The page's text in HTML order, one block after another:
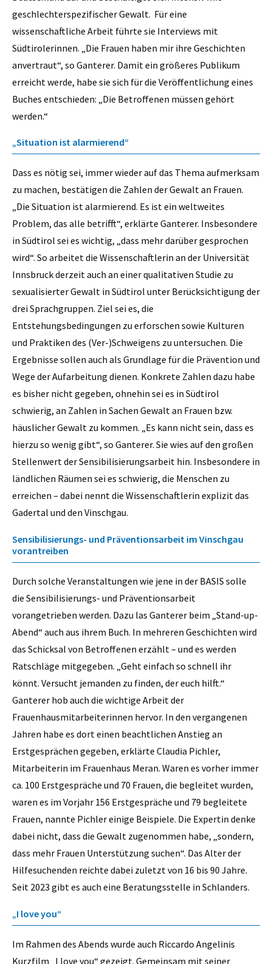
geschlechterspezifischer Gewalt. Für eine
wissenschaftliche Arbeit führte sie Interviews mit
Südtirolerinnen. „Die Frauen haben mir ihre Geschichten
anvertraut“, so Ganterer. Damit ein größeres Publikum
erreicht werde, habe sie sich für die Veröffentlichung eines
Buches entschieden: „Die Betroffenen müssen gehört
werden.“
„Situation ist alarmierend“
Dass es nötig sei, immer wieder auf das Thema aufmerksam
zu machen, bestätigen die Zahlen der Gewalt an Frauen.
„Die Situation ist alarmierend. Es ist ein weltweites
Problem, das alle betrifft“, erklärte Ganterer. Insbesondere
in Südtirol sei es wichtig, „dass mehr darüber gesprochen
wird“. So arbeitet die Wissenschaftlerin an der Universität
Innsbruck derzeit auch an einer qualitativen Studie zu
sexualisierter Gewalt in Südtirol unter Berücksichtigung der
drei Sprachgruppen. Ziel sei es, die
Entstehungsbedingungen zu erforschen sowie Kulturen
und Praktiken des (Ver-)Schweigens zu untersuchen. Die
Ergebnisse sollen auch als Grundlage für die Prävention und
Wege der Aufarbeitung dienen. Konkrete Zahlen dazu habe
es bisher nicht gegeben, ohnehin sei es in Südtirol
schwierig, an Zahlen in Sachen Gewalt an Frauen bzw.
häuslicher Gewalt zu kommen. „Es kann nicht sein, dass es
hierzu so wenig gibt“, so Ganterer. Sie wies auf den großen
Stellenwert der Sensibilisierungsarbeit hin. Insbesondere in
ländlichen Räumen sei es schwierig, die Menschen zu
erreichen – dabei nennt die Wissenschaftlerin explizit das
Gadertal und den Vinschgau.
Sensibilisierungs- und Präventionsarbeit im Vinschgau
vorantreiben
Durch solche Veranstaltungen wie jene in der BASIS solle
die Sensibilisierungs- und Präventionsarbeit
vorangetrieben werden. Dazu las Ganterer beim „Stand-up-
Abend“ auch aus ihrem Buch. In mehreren Geschichten wird
das Schicksal von Betroffenen erzählt – und es werden
Ratschläge mitgegeben. „Geht einfach so schnell ihr
könnt. Versucht jemanden zu finden, der euch hilft.“
Ganterer hob auch die wichtige Arbeit der
Frauenhausmitarbeiterinnen hervor. In den vergangenen
Jahren habe es dort einen beachtlichen Anstieg an
Erstgesprächen gegeben, erklärte Claudia Pichler,
Mitarbeiterin im Frauenhaus Meran. Waren es vorher immer
ca. 100 Erstgespräche und 70 Frauen, die begleitet wurden,
waren es im Vorjahr 156 Erstgespräche und 79 begleitete
Frauen, nannte Pichler einige Beispiele. Die Expertin denke
dabei nicht, dass die Gewalt zugenommen habe, „sondern,
dass mehr Frauen Unterstützung suchen“. Das Alter der
Hilfesuchenden reichte dabei zuletzt von 16 bis 90 Jahre.
Seit 2023 gibt es auch eine Beratungsstelle in Schlanders.
„I love you“
Im Rahmen des Abends wurde auch Riccardo Angelinis
Kurzfilm „I love you“ gezeigt. Gemeinsam mit seiner